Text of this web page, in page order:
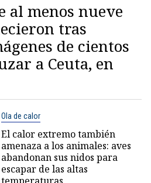
al menos nueve
tras
de cientos
a Ceuta, en
Ola de calor
El calor extremo también
amenaza a los animales: aves
abandonan sus nidos para
escapar de las altas